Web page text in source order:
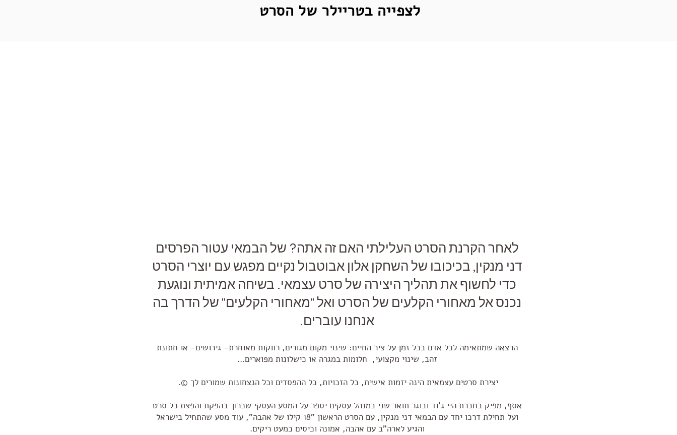
לצפייה בטריילר של הסרט
לאחר הקרנת הסרט העלילתי האם זה אתה? של הבמאי עטור הפרסים
דני מנקין, בכיכובו של השחקן אלון אבוטבול נקיים מפגש עם יוצרי הסרט
כדי לחשוף את תהליך היצירה של סרט עצמאי. בשיחה אמיתית ונוגעת
נכנס אל מאחורי הקלעים של הסרט ואל "מאחורי הקלעים" של הדרך בה
אנחנו עוברים.
הרצאה שמתאימה לכל אדם בכל זמן על ציר החיים: שינוי מקום מגורים, רווקות מאוחרת- גירושים- או חתונת
זהב, שינוי מקצועי, חלומות במגרה או כישלונות מפוארים...
יצירת סרטים עצמאית הינה יזמות אישית, כל הזכויות, כל ההפסדים וכל הנצחונות שמורים לך ©.
אסף, מפיק בחברת היי ג'וד ובוגר תואר שני במנהל עסקים יספר על המסע העסקי שכרוך בהפקת והפצת כל סרט
ועל תחילת דרכו יחד עם הבמאי דני מנקין, עם הסרט הראשון "18 קילו של אהבה", עוד מסע שהתחיל בישראל
והגיע לארה"ב עם אהבה, אמונה וכיסים כמעט ריקים.